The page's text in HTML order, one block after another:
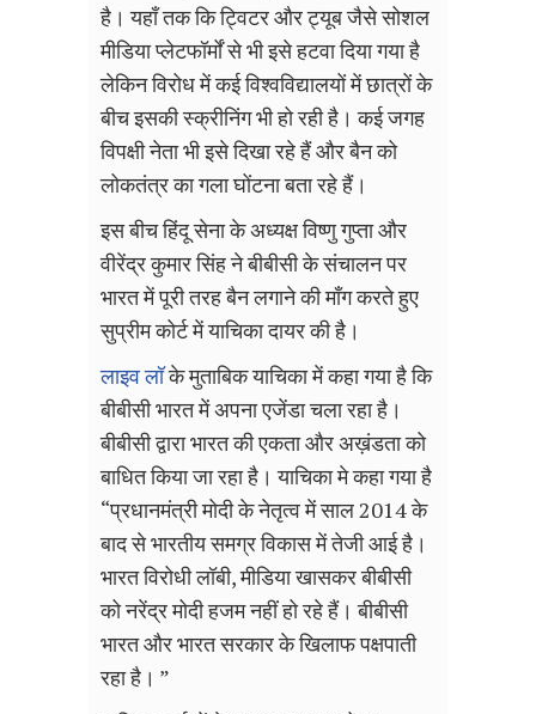
है। यहाँ तक कि ट्विटर और ट्यूब जैसे सोशल
मीडिया प्लेटफॉर्मों से भी इसे हटवा दिया गया है
लेकिन विरोध में कई विश्वविद्यालयों में छात्रों के
बीच इसकी स्क्रीनिंग भी हो रही है। कई जगह
विपक्षी नेता भी इसे दिखा रहे हैं और बैन को
लोकतंत्र का गला घोंटना बता रहे हैं।
इस बीच हिंदू सेना के अध्यक्ष विष्णु गुप्ता और
वीरेंद्र कुमार सिंह ने बीबीसी के संचालन पर
भारत में पूरी तरह बैन लगाने की माँग करते हुए
सुप्रीम कोर्ट में याचिका दायर की है।
लाइव लॉके मुताबिक याचिका में कहा गया है कि
बीबीसी भारत में अपना एजेंडा चला रहा है।
बीबीसी द्वारा भारत की एकता और अख़ंडता को
बाधित किया जा रहा है। याचिका मे कहा गया है
“प्रधानमंत्रीमोदी के नेतृत्व में साल2014के
बाद से भारतीय समग्र विकास में तेजी आई है।
भारत विरोधी लॉबी,मीडिया खासकर बीबीसी
को नरेंद्र मोदी हजम नहीं हो रहे हैं। बीबीसी
भारत और भारत सरकार के खिलाफ पक्षपाती
रहा है। ”